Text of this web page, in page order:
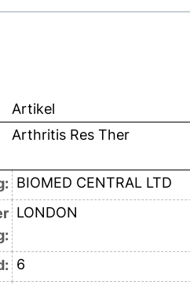
Artikel
Arthritis Res Ther
BIOMED CENTRAL LTD
LONDON
6